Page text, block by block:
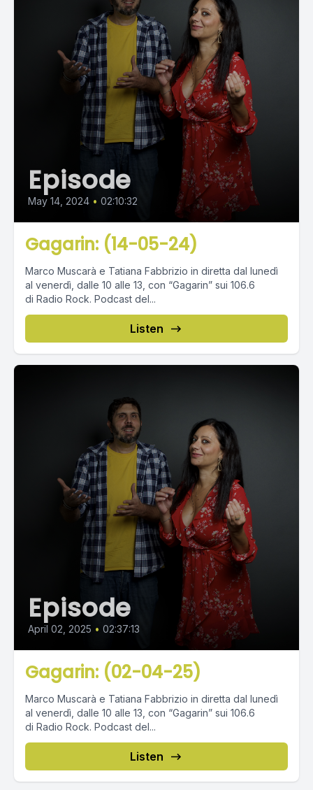
Episode
May 14, 2024 • 02:10:32
Gagarin: (14-05-24)
Marco Muscarà e Tatiana Fabbrizio in diretta dal lunedì
al venerdì, dalle 10 alle 13, con “Gagarin” sui 106.6
di Radio Rock. Podcast del...
Listen
Episode
April 02, 2025 • 02:37:13
Gagarin: (02-04-25)
Marco Muscarà e Tatiana Fabbrizio in diretta dal lunedì
al venerdì, dalle 10 alle 13, con “Gagarin” sui 106.6
di Radio Rock. Podcast del...
Listen